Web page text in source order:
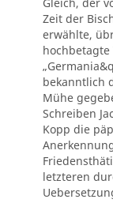
Zeit der
erwählte,
hochbetagte
bekanntlich
Mühe
Schreiben
Kopp die
letzteren